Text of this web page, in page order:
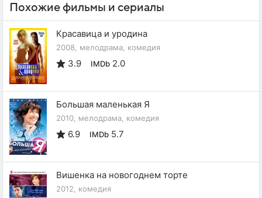
Похожие фильмы и сериалы
Красавица и уродина
2008, мелодрама, комедия
3.9 IMDb 2.0
Большая маленькая Я
2010, мелодрама, комедия
6.9 IMDb 5.7
Вишенка на новогоднем торте
2012, комедия